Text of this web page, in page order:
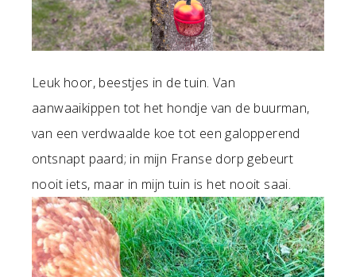
Leuk hoor, beestjes in de tuin. Van
aanwaaikippen tot het hondje van de buurman,
van een verdwaalde koe tot een galopperend
ontsnapt paard; in mijn Franse dorp gebeurt
nooit iets, maar in mijn tuin is het nooit saai.